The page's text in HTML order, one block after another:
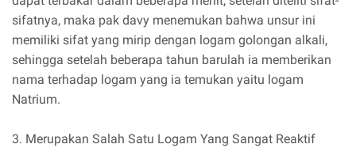
sifatnya, maka pak davy menemukan bahwa unsur ini
memiliki sifat yang mirip dengan logam golongan alkali,
sehingga setelah beberapa tahun barulah ia memberikan
nama terhadap logam yang ia temukan yaitu logam
Natrium.
3. Merupakan Salah Satu Logam Yang Sangat Reaktif